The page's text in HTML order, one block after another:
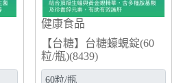
健康食品
【台糖】台糖蠔蜆錠(60
粒/瓶)(8439)